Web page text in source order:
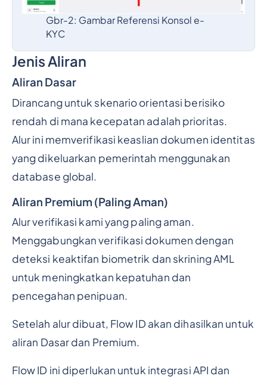
Gbr-2: Gambar Referensi Konsol e-
KYC
Jenis Aliran
Aliran Dasar
Dirancang untuk skenario orientasi berisiko
rendah di mana kecepatan adalah prioritas.
Alur ini memverifikasi keaslian dokumen identitas
yang dikeluarkan pemerintah menggunakan
database global.
Aliran Premium (Paling Aman)
Alur verifikasi kami yang paling aman.
Menggabungkan verifikasi dokumen dengan
deteksi keaktifan biometrik dan skrining AML
untuk meningkatkan kepatuhan dan
pencegahan penipuan.
Setelah alur dibuat, Flow ID akan dihasilkan untuk
aliran Dasar dan Premium.
Flow ID ini diperlukan untuk integrasi API dan